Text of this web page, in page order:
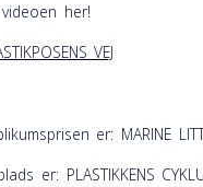
her!
VEJ
er: MARINE
er: PLASTIKKENS